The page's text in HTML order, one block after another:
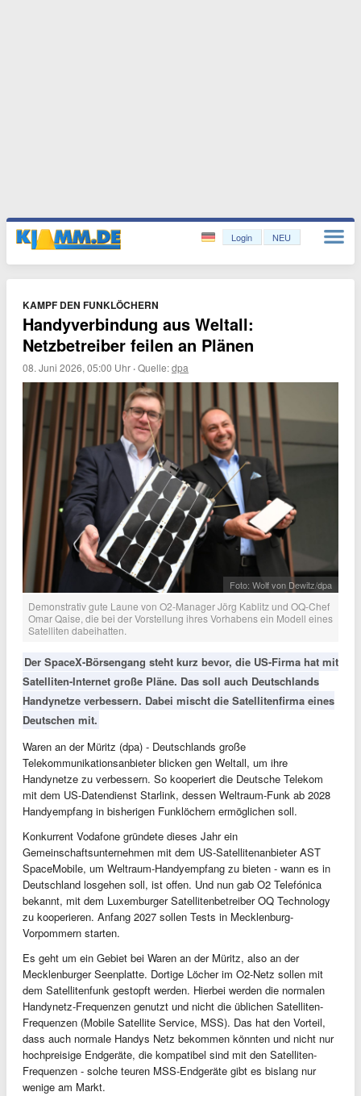
Login NEU
KAMPF DEN FUNKLÖCHERN
Handyverbindung aus Weltall:
Netzbetreiber feilen an Plänen
08. Juni 2026, 05:00 Uhr ·Quelle:dpa
Foto: Wolf von Dewitz/dpa
Demonstrativ gute Laune von O2-Manager Jörg Kablitz und OQ-Chef
Omar Qaise, die bei der Vorstellung ihres Vorhabens ein Modell eines
Satelliten dabeihatten.
Der SpaceX-Börsengang steht kurz bevor, die US-Firma hat mit
Satelliten-Internet große Pläne. Das soll auch Deutschlands
Handynetze verbessern. Dabei mischt die Satellitenfirma eines
Deutschen mit.
Waren an der Müritz (dpa) - Deutschlands große
Telekommunikationsanbieter blicken gen Weltall, um ihre
Handynetze zu verbessern. So kooperiert die Deutsche Telekom
mit dem US-Datendienst Starlink, dessen Weltraum-Funk ab 2028
Handyempfang in bisherigen Funklöchern ermöglichen soll.
Konkurrent Vodafone gründete dieses Jahr ein
Gemeinschaftsunternehmen mit dem US-Satellitenanbieter AST
SpaceMobile, um Weltraum-Handyempfang zu bieten - wann es in
Deutschland losgehen soll, ist offen. Und nun gab O2 Telefónica
bekannt, mit dem Luxemburger Satellitenbetreiber OQ Technology
zu kooperieren. Anfang 2027 sollen Tests in Mecklenburg-
Vorpommern starten.
Es geht um ein Gebiet bei Waren an der Müritz, also an der
Mecklenburger Seenplatte. Dortige Löcher im O2-Netz sollen mit
dem Satellitenfunk gestopft werden. Hierbei werden die normalen
Handynetz-Frequenzen genutzt und nicht die üblichen Satelliten-
Frequenzen (Mobile Satellite Service, MSS). Das hat den Vorteil,
dass auch normale Handys Netz bekommen könnten und nicht nur
hochpreisige Endgeräte, die kompatibel sind mit den Satelliten-
Frequenzen - solche teuren MSS-Endgeräte gibt es bislang nur
wenige am Markt.